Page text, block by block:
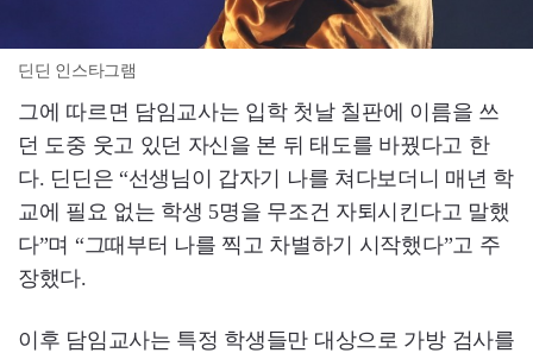
딘딘 인스타그램
그에 따르면 담임교사는 입학 첫날 칠판에 이름을 쓰
던 도중 웃고 있던 자신을 본 뒤 태도를 바꿨다고 한
다. 딘딘은 “선생님이 갑자기 나를 쳐다보더니 매년 학
교에 필요 없는 학생 5명을 무조건 자퇴시킨다고 말했
다”며 “그때부터 나를 찍고 차별하기 시작했다”고 주
장했다.
이후 담임교사는 특정 학생들만 대상으로 가방 검사를